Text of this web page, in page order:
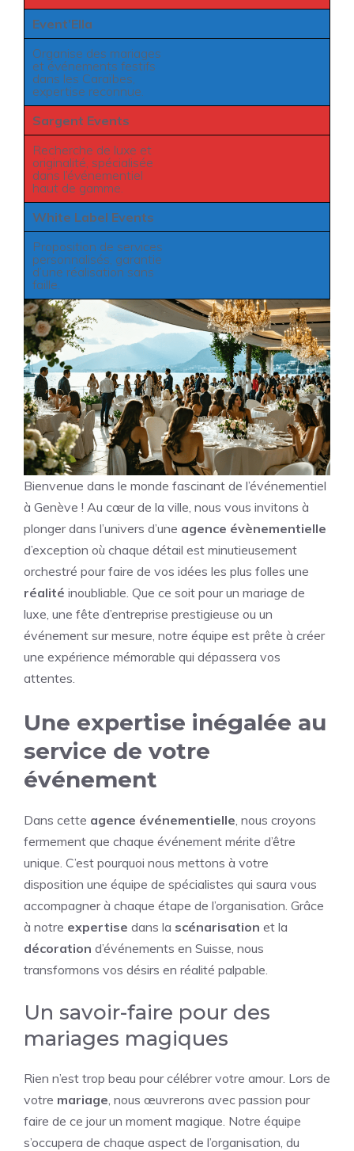
Event’Ella
Organise des mariages
et événements festifs
dans les Caraïbes,
expertise reconnue.
Sargent Events
Recherche de luxe et
originalité, spécialisée
dans l’événementiel
haut de gamme.
White Label Events
Proposition de services
personnalisés, garantie
d’une réalisation sans
faille.
Bienvenue dans le monde fascinant de l’événementiel
à Genève ! Au cœur de la ville, nous vous invitons à
plonger dans l’univers d’une agence évènementielle
d’exception où chaque détail est minutieusement
orchestré pour faire de vos idées les plus folles une
réalité inoubliable. Que ce soit pour un mariage de
luxe, une fête d’entreprise prestigieuse ou un
événement sur mesure, notre équipe est prête à créer
une expérience mémorable qui dépassera vos
attentes.
Une expertise inégalée au
service de votre
événement
Dans cette agence événementielle , nous croyons
fermement que chaque événement mérite d’être
unique. C’est pourquoi nous mettons à votre
disposition une équipe de spécialistes qui saura vous
accompagner à chaque étape de l’organisation. Grâce
à notre expertise dans la scénarisation et la
décoration d’événements en Suisse, nous
transformons vos désirs en réalité palpable.
Un savoir-faire pour des
mariages magiques
Rien n’est trop beau pour célébrer votre amour. Lors de
votre mariage , nous œuvrerons avec passion pour
faire de ce jour un moment magique. Notre équipe
s’occupera de chaque aspect de l’organisation, du